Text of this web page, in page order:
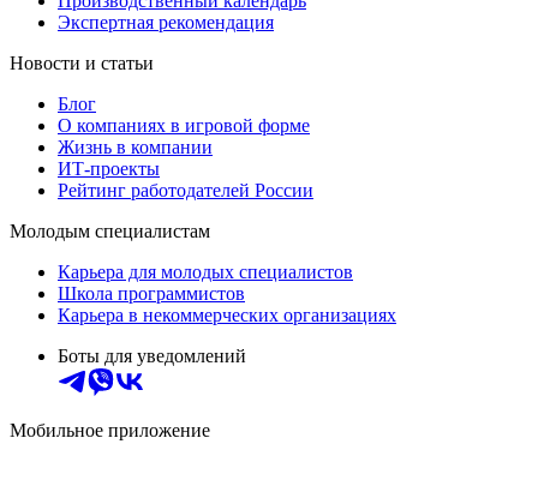
Экспертная рекомендация
Новости и статьи
Блог
О компаниях в игровой форме
Жизнь в компании
ИТ-проекты
Рейтинг работодателей России
Молодым специалистам
Карьера для молодых специалистов
Школа программистов
Карьера в некоммерческих организациях
Боты для уведомлений
Мобильное приложение